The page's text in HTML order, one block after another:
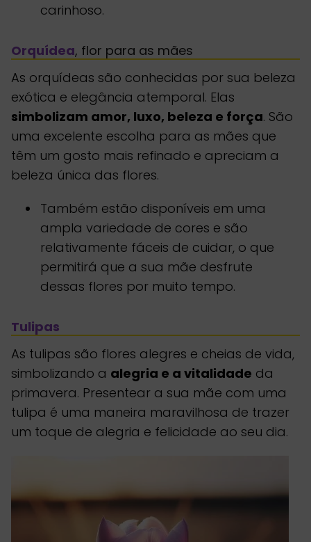
carinhoso.
Orquídea, flor para as mães
As orquídeas são conhecidas por sua beleza
exótica e elegância atemporal. Elas
simbolizam amor, luxo, beleza e força. São
uma excelente escolha para as mães que
têm um gosto mais refinado e apreciam a
beleza única das flores.
Também estão disponíveis em uma
ampla variedade de cores e são
relativamente fáceis de cuidar, o que
permitirá que a sua mãe desfrute
dessas flores por muito tempo.
Tulipas
As tulipas são flores alegres e cheias de vida,
simbolizando a alegria e a vitalidade da
primavera. Presentear a sua mãe com uma
tulipa é uma maneira maravilhosa de trazer
um toque de alegria e felicidade ao seu dia.